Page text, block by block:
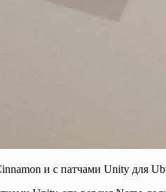
и с патчами Unity для